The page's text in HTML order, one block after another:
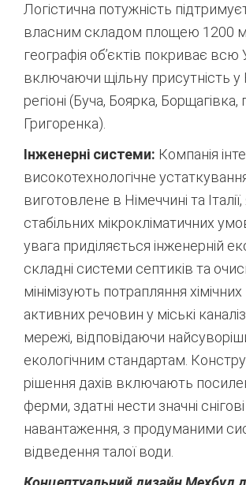
Логістична потужність
власним складом площею 1200
географія об’єктів покриває всю
включаючи щільну присутність
регіоні (Буча, Боярка,
Григоренка).
Інженерні системи: Компанія
високотехнологічне
виготовлене в Німеччині та
стабільних мікрокліматичних
увага приділяється інженерній
складні системи септиків та
мінімізують потрапляння
активних речовин у міські
мережі, відповідаючи
екологічним стандартам.
рішення дахів включають
ферми, здатні нести значні снігові
навантаження, з продуманими
відведення талої води.